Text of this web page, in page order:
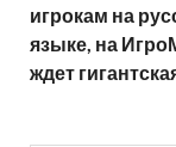
игрокам на
языке, на
ждет